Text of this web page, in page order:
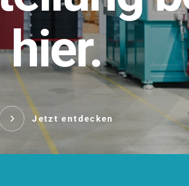
hier.
Jetzt entdecken
Das innovative
robust, IP-geschützt und
Jetzt